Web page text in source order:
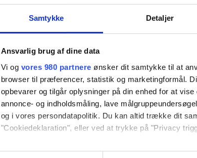
Samtykke Detaljer
Ansvarlig brug af dine data
Vi og vores 980 partnere ønsker dit samtykke til at
browser til præferencer, statistik og marketingformål.
opbevarer og tilgår oplysninger på din enhed for at
annonce- og indholdsmåling, lave
og i vores persondatapolitik. Du kan altid trække dit
"Cookiedeklaration", eller ved at trykke på "Privacy
Dine valg anvendes på hele websitet.
Netværkets næste møde den 21.
du kan tilmelde dig